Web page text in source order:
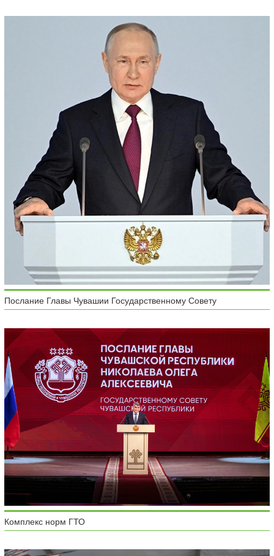
Послание Главы Чувашии Государственному Совету
Комплекс норм ГТО